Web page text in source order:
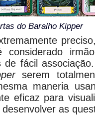
do Baralho Kipper
fácil
serem
maneria
eficaz para
as